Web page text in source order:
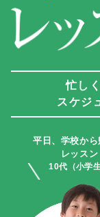
忙し
スケジ
平日、学校から
レッスン
10代（小学生